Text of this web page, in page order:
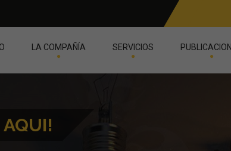
LA COMPAÑÍA SERVICIOS
AQUI!